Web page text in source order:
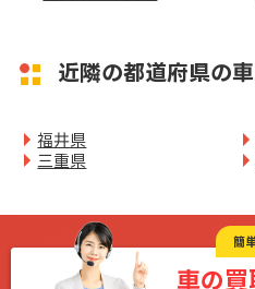
近隣の都道府県の
福井県
三重県
簡
車の買